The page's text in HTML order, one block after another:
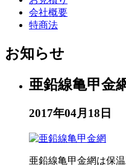
会社概要
特商法
お知らせ
亜鉛線亀甲金
2017年04月18日
亜鉛線亀甲金網は保